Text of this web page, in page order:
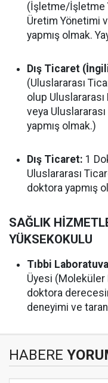
(İşletme/İşletme
Üretim Yönetimi
yapmış olmak.
Dış Ticaret
(Uluslararası
olup
veya
yapmış olmak.)
Dış Ticaret: 1
Uluslararası
doktora yapmış
SAĞLIK
YÜKSEKOKULU
Tıbbi
Üyesi (Moleküler
doktora
deneyimi ve
HABERE